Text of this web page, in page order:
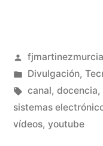
–
El
Publicado
por
fjmartinezmurcia
Publicado
en
Divulgación,
Etiquetas:
canal, docencia,
sistemas
vídeos, youtube